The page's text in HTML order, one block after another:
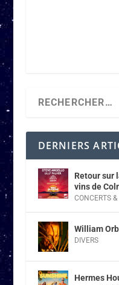
DERNIERS
Retour sur
vins de
CONCERTS &
William
DIVERS
Hermes